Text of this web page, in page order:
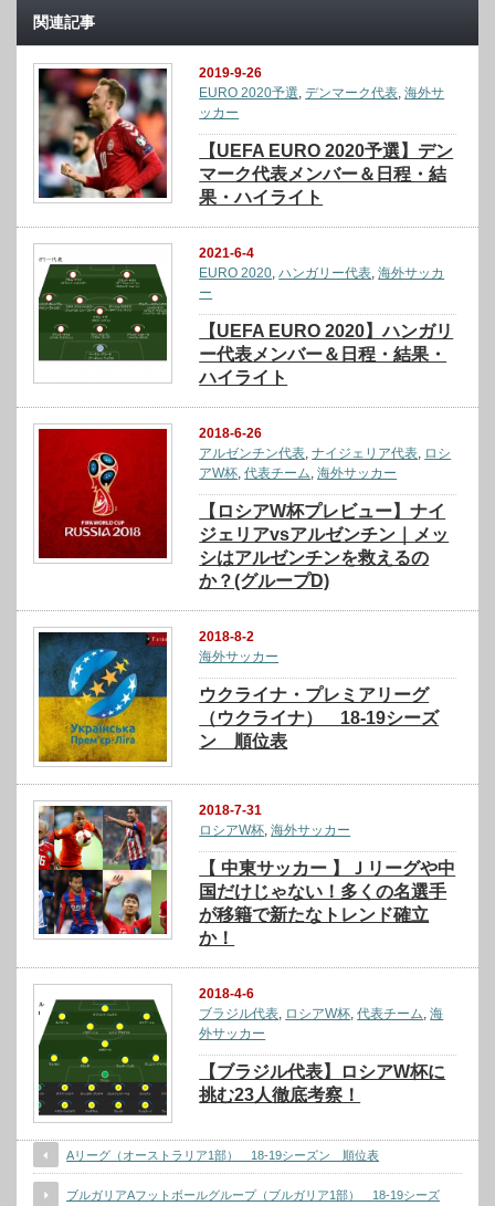
関連記事
2019-9-26
EURO 2020予選,デンマーク代表,海外サ
ッカー
【UEFA EURO 2020予選】デン
マーク代表メンバー＆日程・結
果・ハイライト
2021-6-4
EURO 2020,ハンガリー代表,海外サッカ
ー
【UEFA EURO 2020】ハンガリ
ー代表メンバー＆日程・結果・
ハイライト
2018-6-26
アルゼンチン代表,ナイジェリア代表, ロシ
アW杯,代表チーム,海外サッカー
【ロシアW杯プレビュー】ナイ
ジェリアvsアルゼンチン｜メッ
シはアルゼンチンを救えるの
か？(グループD)
2018-8-2
海外サッカー
ウクライナ・プレミアリーグ
（ウクライナ） 18-19シーズ
ン 順位表
2018-7-31
ロシアW杯 ,海外サッカー
【 中東サッカー 】Ｊリーグや中
国だけじゃない！多くの名選手
が移籍で新たなトレンド確立
か！
2018-4-6
ブラジル代表 ロシアW杯 ,代表チーム ,海
外サッカー
【ブラジル代表】ロシアW杯に
挑む23人徹底考察！
Aリーグ（オーストラリア1部） 18-19シーズン 順位表
ブルガリアAフットボールグループ（ブルガリア1部） 18-19シーズ